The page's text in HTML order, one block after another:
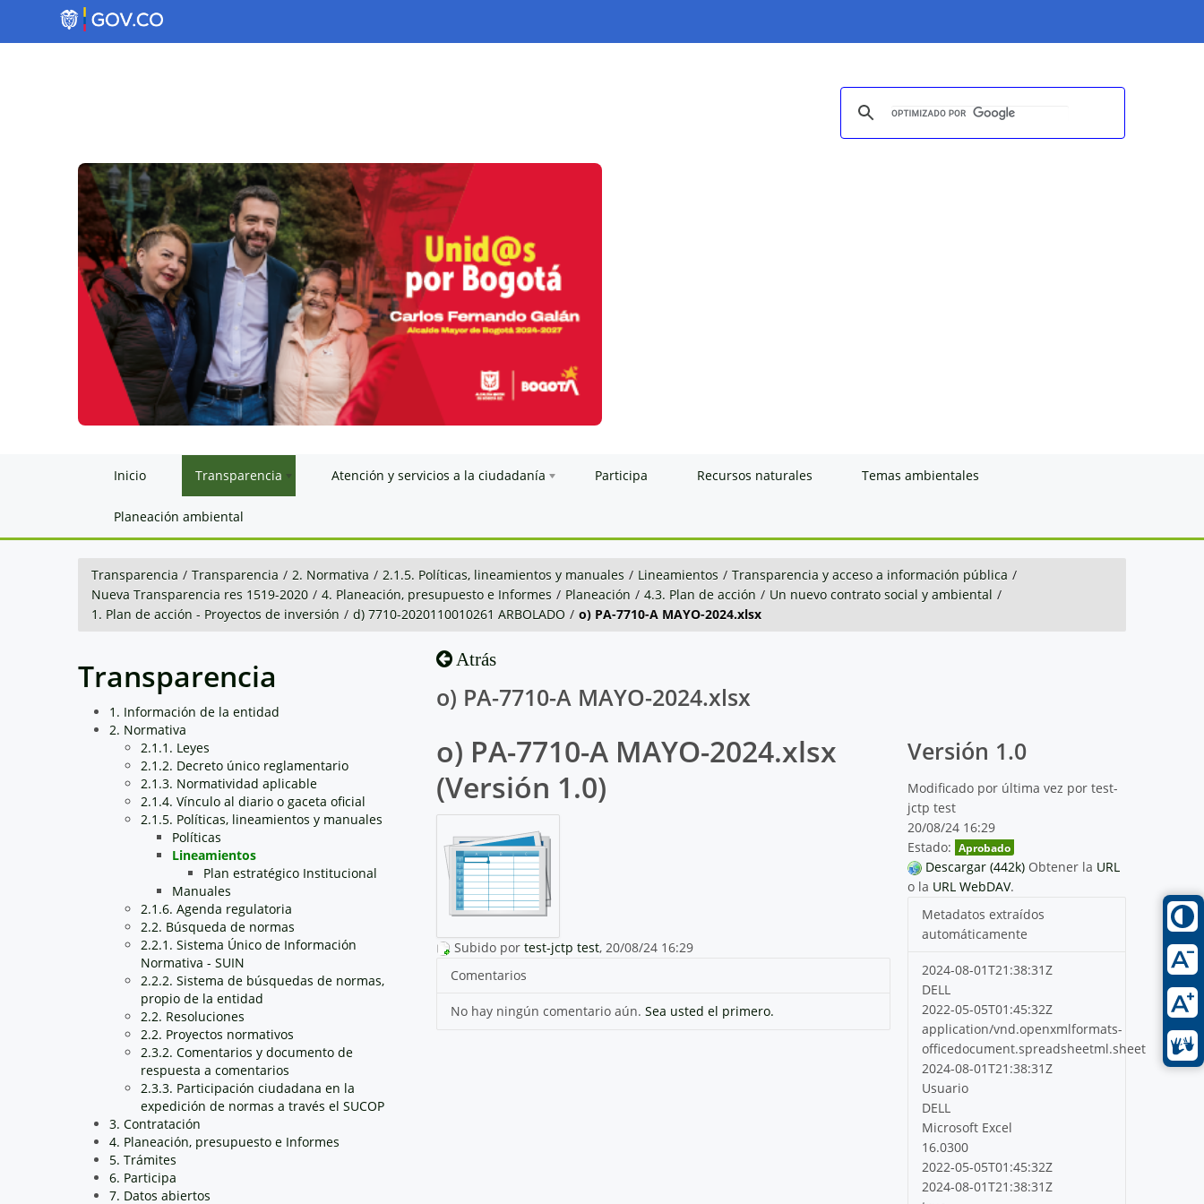
Inicio Transparencia Atención y servicios a la ciudadanía Participa Recursos naturales Temas ambientales
Planeación ambiental
Transparencia / Transparencia / 2. Normativa / 2.1.5. Políticas, lineamientos y manuales / Lineamientos / Transparencia y acceso a información pública /
Nueva Transparencia res 1519-2020 / 4. Planeación, presupuesto e Informes / Planeación / 4.3. Plan de acción / Un nuevo contrato social y ambiental /
1. Plan de acción - Proyectos de inversión / d) 7710-2020110010261 ARBOLADO / o) PA-7710-A MAYO-2024.xlsx
Transparencia
1. Información de la entidad
2. Normativa
2.1.1. Leyes
2.1.2. Decreto único reglamentario
2.1.3. Normatividad aplicable
2.1.4. Vínculo al diario o gaceta oficial
2.1.5. Políticas, lineamientos y manuales
Políticas
Lineamientos
Plan estratégico Institucional
Manuales
2.1.6. Agenda regulatoria
2.2. Búsqueda de normas
2.2.1. Sistema Único de Información
Normativa - SUIN
2.2.2. Sistema de búsquedas de normas,
propio de la entidad
2.2. Resoluciones
2.2. Proyectos normativos
2.3.2. Comentarios y documento de
respuesta a comentarios
2.3.3. Participación ciudadana en la
expedición de normas a través el SUCOP
3. Contratación
4. Planeación, presupuesto e Informes
5. Trámites
6. Participa
7. Datos abiertos
Atrás
o) PA-7710-A MAYO-2024.xlsx
o) PA-7710-A MAYO-2024.xlsx
(Versión 1.0)
Subido por test-jctp test, 20/08/24 16:29
Comentarios
No hay ningún comentario aún. Sea usted el primero.
Versión 1.0
Modificado por última vez por test-
jctp test
20/08/24 16:29
Estado: Aprobado
Descargar (442k) Obtener la URL
o la URL WebDAV.
Metadatos extraídos
automáticamente
2024-08-01T21:38:31Z
DELL
2022-05-05T01:45:32Z
application/vnd.openxmlformats-
officedocument.spreadsheetml.sheet
2024-08-01T21:38:31Z
Usuario
DELL
Microsoft Excel
16.0300
2022-05-05T01:45:32Z
2024-08-01T21:38:31Z